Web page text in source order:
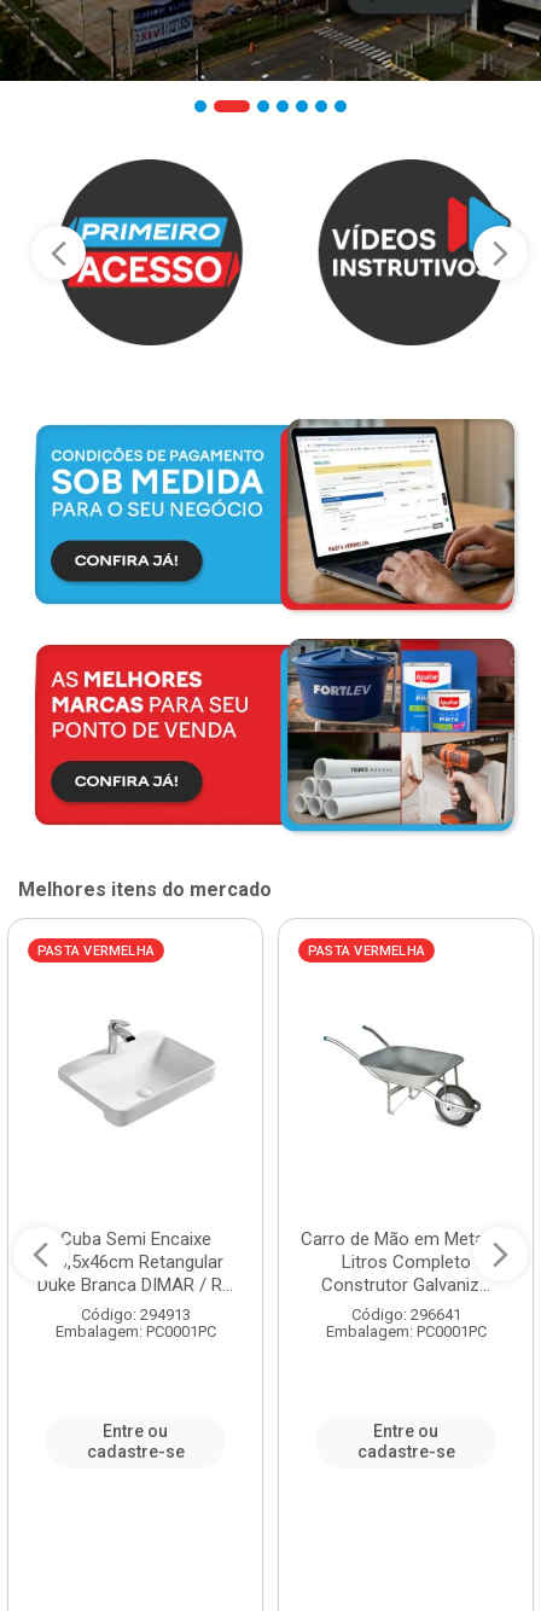
Melhores itens do mercado
PASTA VERMELHA
Cuba Semi Encaixe
58,5x46cm Retangular
Duke Branca DIMAR / R...
Código: 294913
Embalagem: PC0001PC
Entre ou
cadastre-se
PASTA VERMELHA
Carro de Mão em Metal 60
Litros Completo
Construtor Galvaniz...
Código: 296641
Embalagem: PC0001PC
Entre ou
cadastre-se